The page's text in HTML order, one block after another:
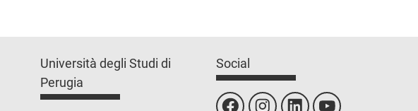
Università degli Studi di
Perugia
Social